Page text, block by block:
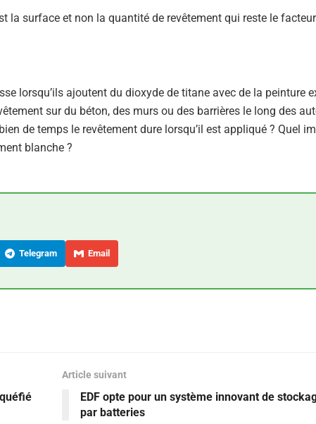
la surface et non la quantité de revêtement qui reste le
lorsqu’ils ajoutent du dioxyde de titane avec de la peinture
sur du béton, des murs ou des barrières le long des
de temps le revêtement dure lorsqu’il est appliqué ? Quel
blanche ?
Telegram Email
Article suivant
EDF opte pour un système innovant de
par batteries